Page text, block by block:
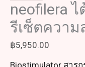
neofilera
รีเซ็ตควา
฿5,950.00
Biostimulator สาร